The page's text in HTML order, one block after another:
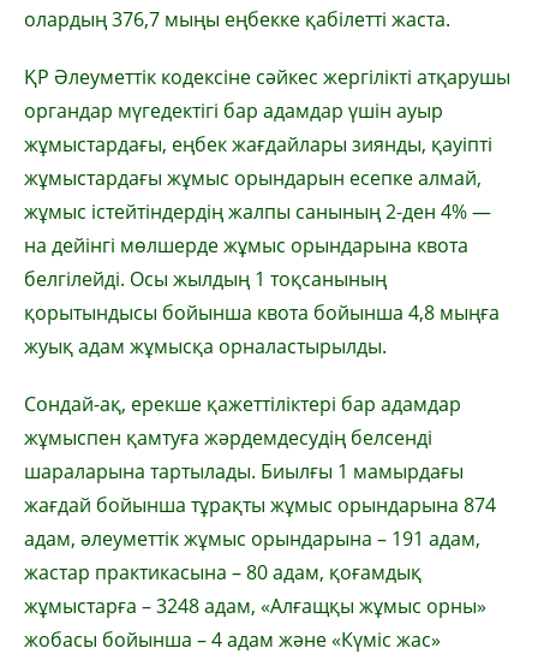
олардың 376,7 мыңы еңбекке қабілетті жаста.
ҚР Әлеуметтік кодексіне сәйкес жергілікті атқарушы
органдар мүгедектігі бар адамдар үшін ауыр
жұмыстардағы, еңбек жағдайлары зиянды, қауіпті
жұмыстардағы жұмыс орындарын есепке алмай,
жұмыс істейтіндердің жалпы санының 2-ден 4% —
на дейінгі мөлшерде жұмыс орындарына квота
белгілейді. Осы жылдың 1 тоқсанының
қорытындысы бойынша квота бойынша 4,8 мыңға
жуық адам жұмысқа орналастырылды.
Сондай-ақ, ерекше қажеттіліктері бар адамдар
жұмыспен қамтуға жәрдемдесудің белсенді
шараларына тартылады. Биылғы 1 мамырдағы
жағдай бойынша тұрақты жұмыс орындарына 874
адам, әлеуметтік жұмыс орындарына – 191 адам,
жастар практикасына – 80 адам, қоғамдық
жұмыстарға – 3248 адам, «Алғащқы жұмыс орны»
жобасы бойынша – 4 адам және «Күміс жас»